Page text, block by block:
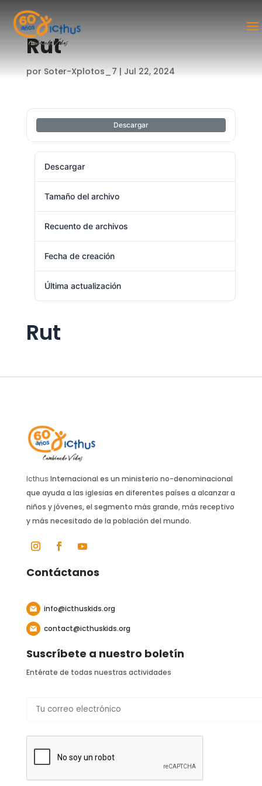
Rut
por Soter-Xplotos_7 | Jul 22, 2024
Descargar
Descargar
Tamaño del archivo
Recuento de archivos
Fecha de creación
Última actualización
Rut
Icthus Internacional es un ministerio no-denominacional
que ayuda a las iglesias en diferentes países a alcanzar a
niños y jóvenes, el segmento más grande, más receptivo
y más necesitado de la población del mundo.
Contáctanos
info@icthuskids.org
contact@icthuskids.org
Suscríbete a nuestro boletín
Entérate de todas nuestras actividades